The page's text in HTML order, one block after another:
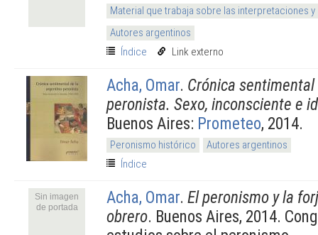
Material que trabaja sobre las interpretaciones
Autores argentinos
Índice
Link externo
Acha, Omar. Crónica
peronista. Sexo, inconsciente e
Buenos Aires: Prometeo, 2014.
Peronismo histórico
Autores argentinos
Índice
Sin imagen
de portada
Acha, Omar. El peronismo y la
obrero. Buenos Aires, 2014.